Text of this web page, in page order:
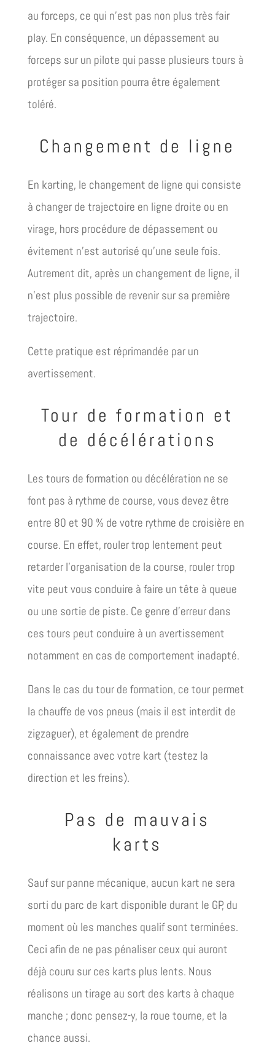
au forceps, ce qui n’est pas non plus très fair
play. En conséquence, un dépassement au
forceps sur un pilote qui passe plusieurs tours à
protéger sa position pourra être également
toléré.
Changement de ligne
En karting, le changement de ligne qui consiste
à changer de trajectoire en ligne droite ou en
virage, hors procédure de dépassement ou
évitement n’est autorisé qu’une seule fois.
Autrement dit, après un changement de ligne, il
n’est plus possible de revenir sur sa première
trajectoire.
Cette pratique est réprimandée par un
avertissement.
Tour de formation et
de décélérations
Les tours de formation ou décélération ne se
font pas à rythme de course, vous devez être
entre 80 et 90 % de votre rythme de croisière en
course. En effet, rouler trop lentement peut
retarder l’organisation de la course, rouler trop
vite peut vous conduire à faire un tête à queue
ou une sortie de piste. Ce genre d’erreur dans
ces tours peut conduire à un avertissement
notamment en cas de comportement inadapté.
Dans le cas du tour de formation, ce tour permet
la chauffe de vos pneus (mais il est interdit de
zigzaguer), et également de prendre
connaissance avec votre kart (testez la
direction et les freins).
Pas de mauvais
karts
Sauf sur panne mécanique, aucun kart ne sera
sorti du parc de kart disponible durant le GP, du
moment où les manches qualif sont terminées.
Ceci afin de ne pas pénaliser ceux qui auront
déjà couru sur ces karts plus lents. Nous
réalisons un tirage au sort des karts à chaque
manche ; donc pensez-y, la roue tourne, et la
chance aussi.